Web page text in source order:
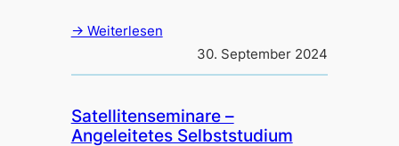
→ Weiterlesen
30. September 2024
Satellitenseminare –
Angeleitetes Selbststudium